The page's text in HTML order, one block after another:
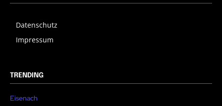
Datenschutz
Impressum
TRENDING
Eisenach